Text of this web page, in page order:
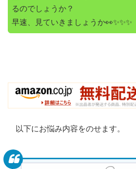
るのでしょうか？
早速、見ていきましょうか👀✨✨✨
以下にお悩み内容をのせます。